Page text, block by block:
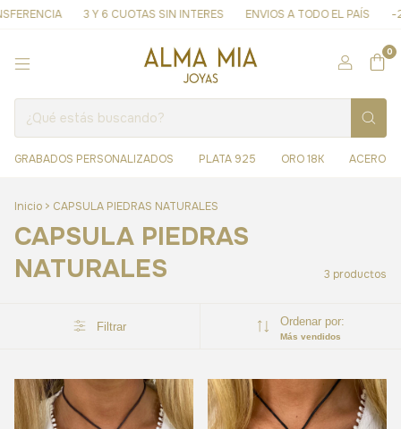
3 Y 6 CUOTAS SIN INTERES ENVIOS A TODO EL PAÍS -
0
GRABADOS PERSONALIZADOS PLATA 925 ORO 18K ACERO
Inicio > CAPSULA PIEDRAS NATURALES
CAPSULA PIEDRAS
NATURALES
3 productos
Filtrar Ordenar por:
Más vendidos